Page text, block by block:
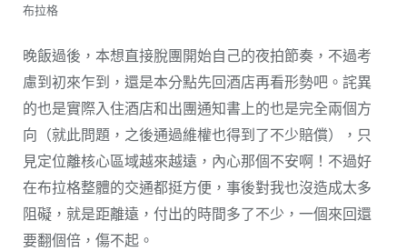
布拉格
晚飯過後，本想直接脫團開始自己的夜拍節奏，不過考
慮到初來乍到，還是本分點先回酒店再看形勢吧。詫異
的也是實際入住酒店和出團通知書上的也是完全兩個方
向（就此問題，之後通過維權也得到了不少賠償），只
見定位離核心區域越來越遠，內心那個不安啊！不過好
在布拉格整體的交通都挺方便，事後對我也沒造成太多
阻礙，就是距離遠，付出的時間多了不少，一個來回還
要翻個倍，傷不起。